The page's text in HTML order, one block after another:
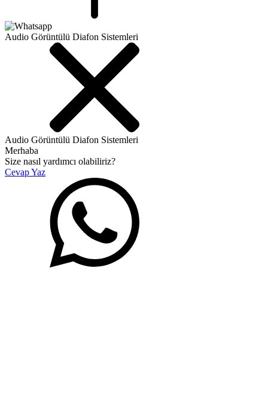
Audio Görüntülü Diafon Sistemleri
Audio Görüntülü Diafon Sistemleri
Merhaba
Size nasıl yardımcı olabiliriz?
Cevap Yaz